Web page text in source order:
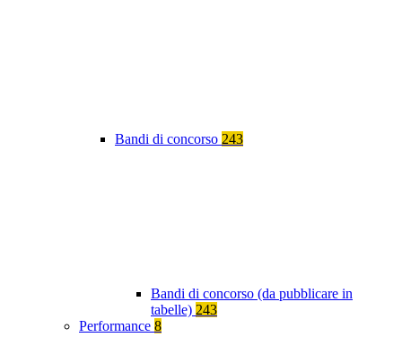
Bandi di concorso 243
Bandi di concorso (da pubblicare in
tabelle) 243
Performance 8